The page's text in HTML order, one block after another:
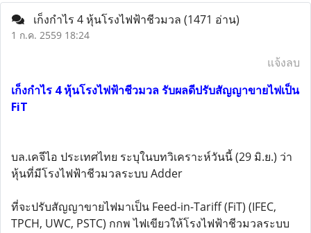
เก็งกำไร 4 หุ้นโรงไฟฟ้าชีวมวล (1471 อ่าน)
1 ก.ค. 2559 18:24
แจ้งลบ
เก็งกำไร 4 หุ้นโรงไฟฟ้าชีวมวล รับผลดีปรับสัญญาขายไฟเป็น
FiT
บล.เคจีไอ ประเทศไทย ระบุในบทวิเคราะห์วันนี้ (29 มิ.ย.) ว่า
หุ้นที่มีโรงไฟฟ้าชีวมวลระบบ Adder
ที่จะปรับสัญญาขายไฟมาเป็น Feed-in-Tariff (FiT) (IFEC,
TPCH, UWC, PSTC) กกพ ไฟเขียวให้โรงไฟฟ้าชีวมวลระบบ